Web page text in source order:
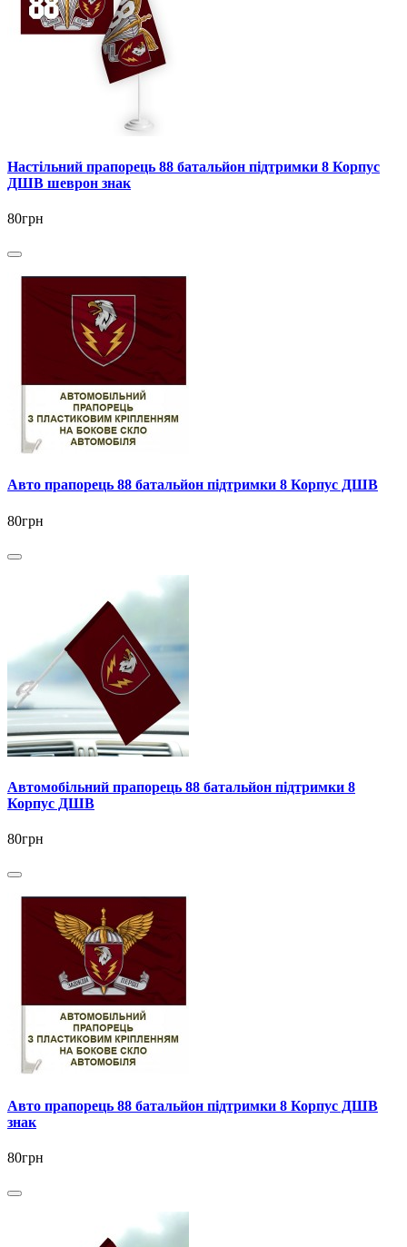
Настільний прапорець 88 батальйон підтримки 8 Корпус
ДШВ шеврон знак
80грн
Авто прапорець 88 батальйон підтримки 8 Корпус ДШВ
80грн
Автомобільний прапорець 88 батальйон підтримки 8
Корпус ДШВ
80грн
Авто прапорець 88 батальйон підтримки 8 Корпус ДШВ
знак
80грн